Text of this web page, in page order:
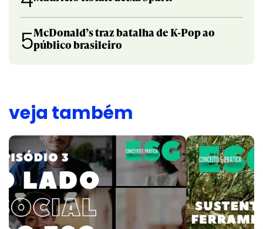
5McDonald’s traz batalha de K-Pop ao
público brasileiro
veja também